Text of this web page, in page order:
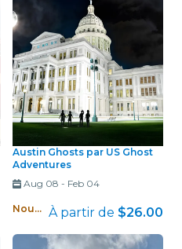
Austin Ghosts par US Ghost
Adventures
Aug 08 - Feb 04
Nouveau ! À partir de $26.00